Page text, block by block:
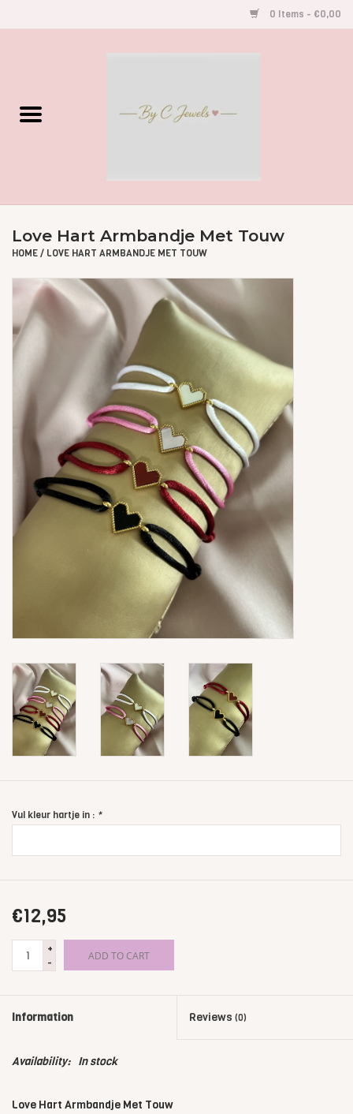
0 Items - €0,00
Gegraveerde Sieraden
Oorbellen
Kettingen
Accessoires
Kids
Ringen
New In
Special Satijn Koord
Love Hart Armbandje Met Touw
HOME/ LOVE HART ARMBANDJE MET TOUW
Vul kleur hartje in : *
€12,95
+
-
ADD TO CART
Information Reviews (0)
Availability: In stock
Love Hart Armbandje Met Touw